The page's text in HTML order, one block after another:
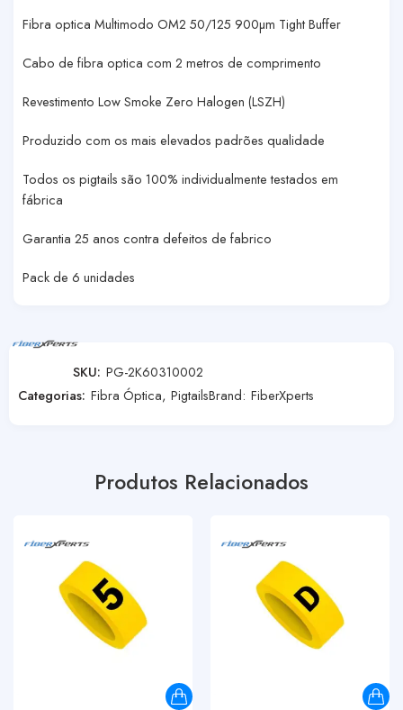
Fibra optica Multimodo OM2 50/125 900µm Tight Buffer
Cabo de fibra optica com 2 metros de comprimento
Revestimento Low Smoke Zero Halogen (LSZH)
Produzido com os mais elevados padrões qualidade
Todos os pigtails são 100% individualmente testados em
fábrica
Garantia 25 anos contra defeitos de fabrico
Pack de 6 unidades
SKU: PG-2K60310002
Categorias: Fibra Óptica, PigtailsBrand: FiberXperts
Produtos Relacionados